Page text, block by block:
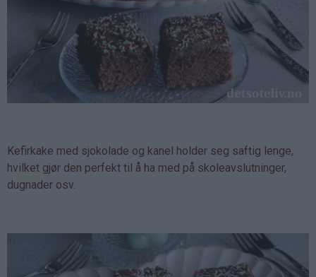
Kefirkake med sjokolade og kanel holder seg saftig lenge,
hvilket gjør den perfekt til å ha med på skoleavslutninger,
dugnader osv.